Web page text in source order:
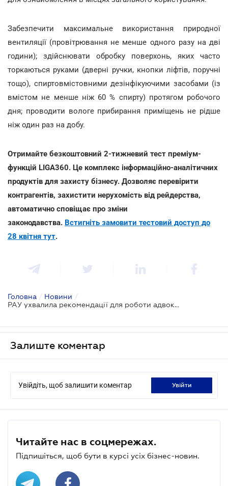
Забезпечити максимальне використання природної
вентиляції (провітрювання не менше одного разу на дві
години); здійснювати обробку поверхонь, яких часто
торкаються руками (дверні ручки, кнопки ліфтів, поручні
тощо), спиртовмістовними дезінфікуючими засобами (із
вмістом не менше ніж 60 % спирту) протягом робочого
дня; проводити вологе прибирання приміщень не рідше
ніж один раз на добу.
Отримайте безкоштовний 2-тижневий тест преміум-
функцій LIGA360. Це комплекс інформаційно-аналітичних
продуктів для захисту бізнесу. Дозволяє перевірити
контрагентів, захистити нерухомість від рейдерства,
автоматично сповіщає про зміни
законодавства. Встигніть замовити тестовий доступ до
28 квітня тут.
Головна / Новини /
РАУ ухвалила рекомендації для роботи адвоката під час карантину
Залиште коментар
Увійдіть, щоб залишити коментар увійти
Читайте нас в соцмережах.
Підпишіться, щоб бути в курсі усіх бізнес-новин.